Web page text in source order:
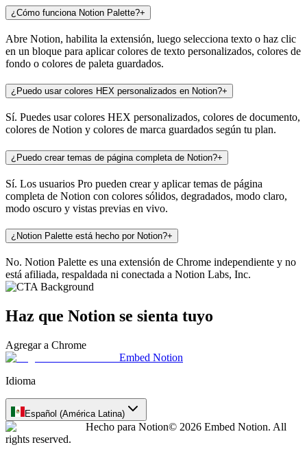
¿Cómo funciona Notion Palette?+
Abre Notion, habilita la extensión, luego selecciona texto o haz clic
en un bloque para aplicar colores de texto personalizados, colores de
fondo o colores de paleta guardados.
¿Puedo usar colores HEX personalizados en Notion?+
Sí. Puedes usar colores HEX personalizados, colores de documento,
colores de Notion y colores de marca guardados según tu plan.
¿Puedo crear temas de página completa de Notion?+
Sí. Los usuarios Pro pueden crear y aplicar temas de página
completa de Notion con colores sólidos, degradados, modo claro,
modo oscuro y vistas previas en vivo.
¿Notion Palette está hecho por Notion?+
No. Notion Palette es una extensión de Chrome independiente y no
está afiliada, respaldada ni conectada a Notion Labs, Inc.
Haz que Notion se sienta tuyo
Agregar a Chrome
Embed Notion
Idioma
Español (América Latina)
Hecho para Notion© 2026 Embed Notion. All
rights reserved.